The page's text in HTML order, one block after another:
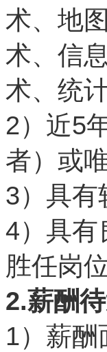
术、地
术、信
术、统
2）近5
者）或
3）具
4）具
胜任岗
2.薪酬
1）薪酬